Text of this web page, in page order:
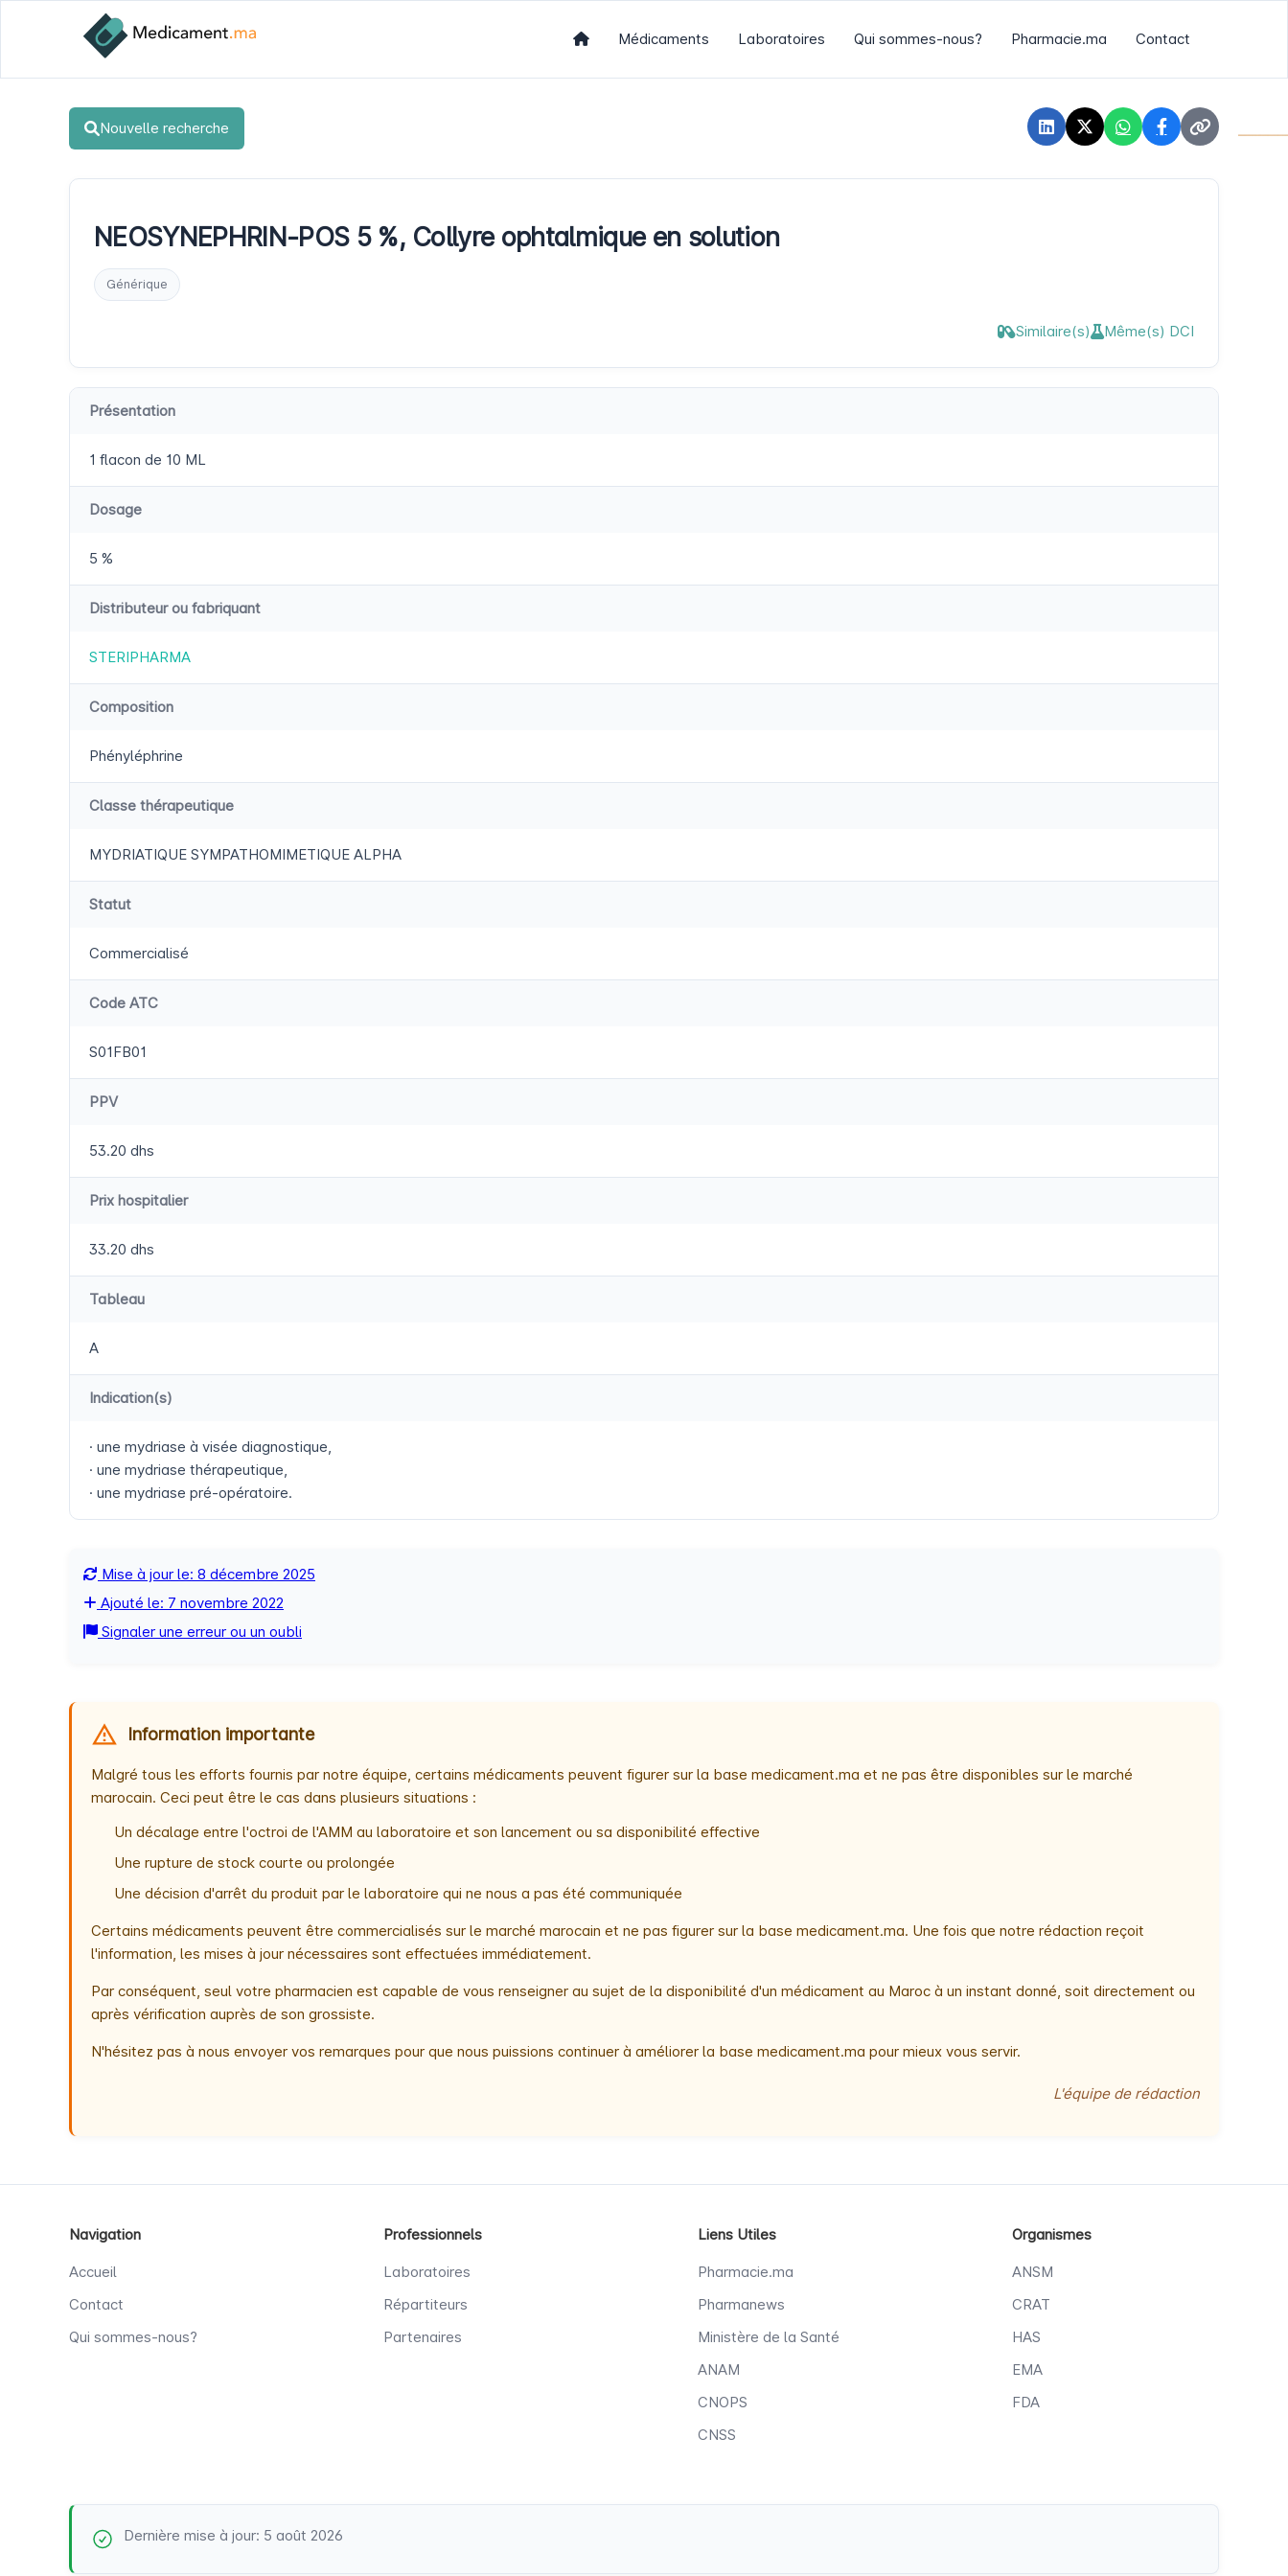
Médicaments Laboratoires Qui sommes-nous? Pharmacie.ma Contact
Nouvelle recherche
NEOSYNEPHRIN-POS 5 %, Collyre ophtalmique en solution
Générique
Similaire(s) Même(s) DCI
Présentation
1 flacon de 10 ML
Dosage
5 %
Distributeur ou fabriquant
STERIPHARMA
Composition
Phényléphrine
Classe thérapeutique
MYDRIATIQUE SYMPATHOMIMETIQUE ALPHA
Statut
Commercialisé
Code ATC
S01FB01
PPV
53.20 dhs
Prix hospitalier
33.20 dhs
Tableau
A
Indication(s)
· une mydriase à visée diagnostique,
· une mydriase thérapeutique,
· une mydriase pré-opératoire.
Mise à jour le: 8 décembre 2025
Ajouté le: 7 novembre 2022
Signaler une erreur ou un oubli
Information importante
Malgré tous les efforts fournis par notre équipe, certains médicaments peuvent figurer sur la base medicament.ma et ne pas être disponibles sur le marché
marocain. Ceci peut être le cas dans plusieurs situations :
Un décalage entre l'octroi de l'AMM au laboratoire et son lancement ou sa disponibilité effective
Une rupture de stock courte ou prolongée
Une décision d'arrêt du produit par le laboratoire qui ne nous a pas été communiquée
Certains médicaments peuvent être commercialisés sur le marché marocain et ne pas figurer sur la base medicament.ma. Une fois que notre rédaction reçoit
l'information, les mises à jour nécessaires sont effectuées immédiatement.
Par conséquent, seul votre pharmacien est capable de vous renseigner au sujet de la disponibilité d'un médicament au Maroc à un instant donné, soit directement ou
après vérification auprès de son grossiste.
N'hésitez pas à nous envoyer vos remarques pour que nous puissions continuer à améliorer la base medicament.ma pour mieux vous servir.
L'équipe de rédaction
Navigation
Accueil
Contact
Qui sommes-nous?
Professionnels
Laboratoires
Répartiteurs
Partenaires
Liens Utiles
Pharmacie.ma
Pharmanews
Ministère de la Santé
ANAM
CNOPS
CNSS
Organismes
ANSM
CRAT
HAS
EMA
FDA
Dernière mise à jour: 5 août 2026